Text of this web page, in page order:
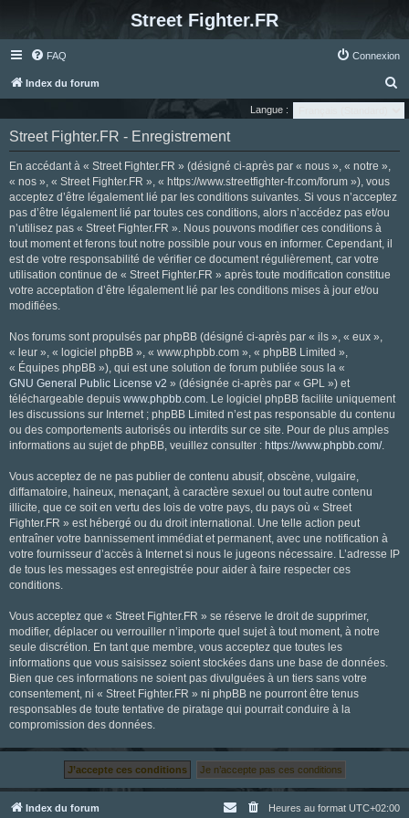
Street Fighter.FR
FAQ Connexion
Index du forum
e
Langue :
Street Fighter.FR - Enregistrement
En accédant à « Street Fighter.FR » (désigné ci-après par « nous », « notre »,
« nos », « Street Fighter.FR », « https://www.streetfighter-fr.com/forum »), vous
acceptez d’être légalement lié par les conditions suivantes. Si vous n’acceptez
pas d’être légalement lié par toutes ces conditions, alors n’accédez pas et/ou
n’utilisez pas « Street Fighter.FR ». Nous pouvons modifier ces conditions à
tout moment et ferons tout notre possible pour vous en informer. Cependant, il
est de votre responsabilité de vérifier ce document régulièrement, car votre
utilisation continue de « Street Fighter.FR » après toute modification constitue
votre acceptation d’être légalement lié par les conditions mises à jour et/ou
modifiées.
Nos forums sont propulsés par phpBB (désigné ci-après par « ils », « eux »,
« leur », « logiciel phpBB », « www.phpbb.com », « phpBB Limited »,
« Équipes phpBB »), qui est une solution de forum publiée sous la «
GNU General Public License v2 » (désignée ci-après par « GPL ») et
téléchargeable depuis www.phpbb.com. Le logiciel phpBB facilite uniquement
les discussions sur Internet ; phpBB Limited n’est pas responsable du contenu
ou des comportements autorisés ou interdits sur ce site. Pour de plus amples
informations au sujet de phpBB, veuillez consulter : https://www.phpbb.com/.
Vous acceptez de ne pas publier de contenu abusif, obscène, vulgaire,
diffamatoire, haineux, menaçant, à caractère sexuel ou tout autre contenu
illicite, que ce soit en vertu des lois de votre pays, du pays où « Street
Fighter.FR » est hébergé ou du droit international. Une telle action peut
entraîner votre bannissement immédiat et permanent, avec une notification à
votre fournisseur d’accès à Internet si nous le jugeons nécessaire. L’adresse IP
de tous les messages est enregistrée pour aider à faire respecter ces
conditions.
Vous acceptez que « Street Fighter.FR » se réserve le droit de supprimer,
modifier, déplacer ou verrouiller n’importe quel sujet à tout moment, à notre
seule discrétion. En tant que membre, vous acceptez que toutes les
informations que vous saisissez soient stockées dans une base de données.
Bien que ces informations ne soient pas divulguées à un tiers sans votre
consentement, ni « Street Fighter.FR » ni phpBB ne pourront être tenus
responsables de toute tentative de piratage qui pourrait conduire à la
compromission des données.
Index du forum Heures au format UTC+02:00